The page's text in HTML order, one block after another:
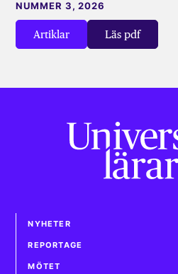
Artiklar Läs pdf
NUMMER 3, 2026
NYHETER
REPORTAGE
MÖTET